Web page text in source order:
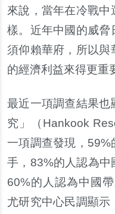
來說，當年在冷戰
樣。近年中國的威脅
須仰賴華府，所以
的經濟利益來得更重
最近一項調查結果也
究」（Hankook
一項調查發現，
手，83%的人認為中
60%的人認為中國
尤研究中心民調顯